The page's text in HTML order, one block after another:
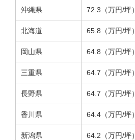
沖縄県 72.3（万円/坪）
北海道 65.8（万円/坪）
岡山県 64.8（万円/坪）
三重県 64.7（万円/坪）
長野県 64.7（万円/坪）
香川県 64.4（万円/坪）
新潟県 64.2（万円/坪）